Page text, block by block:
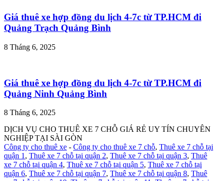
Giá thuê xe hợp đồng du lịch 4-7c từ TP.HCM đi
Quảng Trạch Quảng Bình
8 Tháng 6, 2025
Giá thuê xe hợp đồng du lịch 4-7c từ TP.HCM đi
Quảng Ninh Quảng Bình
8 Tháng 6, 2025
DỊCH VỤ CHO THUÊ XE 7 CHỖ GIÁ RẺ UY TÍN CHUYÊN
NGHIỆP TẠI SÀI GÒN
Công ty cho thuê xe - Công ty cho thuê xe 7 chỗ, Thuê xe 7 chỗ tại
quận 1 , Thuê xe 7 chỗ tại quận 2, Thuê xe 7 chỗ tại quận 3, Thuê
xe 7 chỗ tại quận 4, Thuê xe 7 chỗ tại quận 5, Thuê xe 7 chỗ tại
quận 6, Thuê xe 7 chỗ tại quận 7, Thuê xe 7 chỗ tại quận 8, Thuê